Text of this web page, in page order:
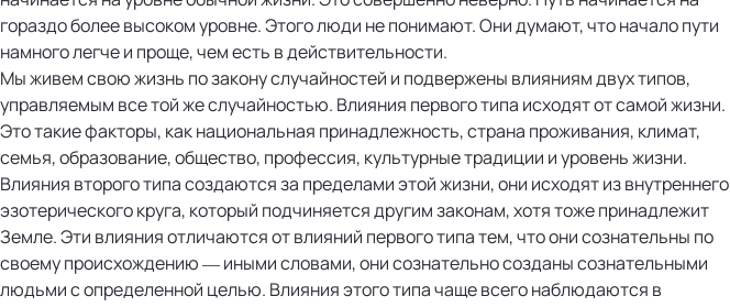
гораздо более высоком уровне. Этого люди не понимают. Они думают, что начало пути
намного легче и проще, чем есть в действительности.
Мы живем свою жизнь по закону случайностей и подвержены влияниям двух типов,
управляемым все той же случайностью. Влияния первого типа исходят от самой жизни.
Это такие факторы, как национальная принадлежность, страна проживания, климат,
семья, образование, общество, профессия, культурные традиции и уровень жизни.
Влияния второго типа создаются за пределами этой жизни, они исходят из внутреннего
эзотерического круга, который подчиняется другим законам, хотя тоже принадлежит
Земле. Эти влияния отличаются от влияний первого типа тем, что они сознательны по
своему происхождению — иными словами, они сознательно созданы сознательными
людьми с определенной целью. Влияния этого типа чаще всего наблюдаются в